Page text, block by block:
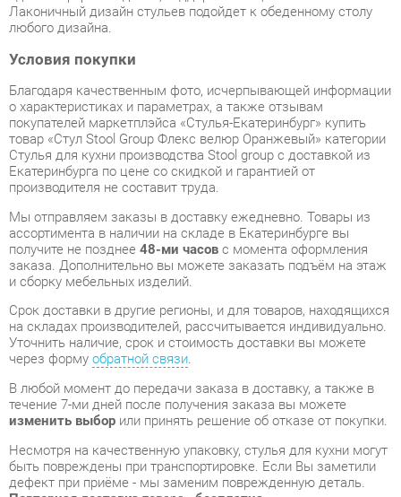
Благодаря качественным фото, исчерпывающей информации
о характеристиках и параметрах, а также отзывам
покупателей маркетплэйса «Стулья-Екатеринбург» купить
товар «Стул Stool Group Флекс велюр Оранжевый» категории
Стулья для кухни производства Stool group с доставкой из
Екатеринбурга по цене со скидкой и гарантией от
производителя не составит труда.
Мы отправляем заказы в доставку ежедневно. Товары из
ассортимента в наличии на складе в Екатеринбурге вы
получите не позднее48-ми часовс момента оформления
заказа. Дополнительно вы можете заказать подъём на этаж
Срок доставки в другие регионы, и для товаров, находящихся
на складах производителей, рассчитывается индивидуально.
Уточнить наличие, срок и стоимость доставки вы можете
через формуобратной связи.
В любой момент до передачи заказа в доставку, а также в
течение 7-ми дней после получения заказа вы можете
изменить выборили принять решение об отказе от покупки.
Несмотря на качественную упаковку, стулья для кухни могут
быть повреждены при транспортировке. Если Вы заметили
дефект при приёме - мы заменим поврежденную деталь.
Повторная доставкатовара -бесплатна.
На всю мебель категории Стулья для кухни
распространяетсягарантия 1 год, а на некоторые модели – 2
года с момента приобретения.